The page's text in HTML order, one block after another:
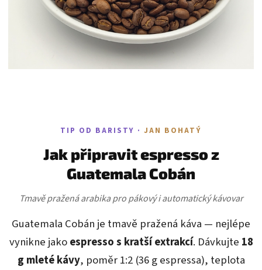
TIP OD BARISTY ·JAN BOHATÝ
Jak připravit espresso z
Guatemala Cobán
Tmavě pražená arabika pro pákový i automatický kávovar
Guatemala Cobán je tmavě pražená káva — nejlépe
vynikne jakoespresso s kratší extrakcí. Dávkujte 18
g mleté kávy, poměr 1:2 (36 g espressa), teplota